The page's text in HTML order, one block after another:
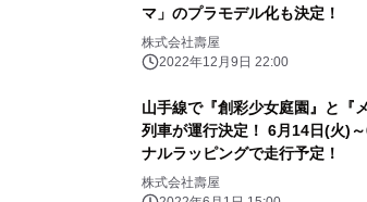
マ」のプラモデル化も決定！
株式会社壽屋
2022年12月9日 22:00
山手線で『創彩少女庭園』と『
列車が運行決定！ 6月14日(火)
ナルラッピングで走行予定！
株式会社壽屋